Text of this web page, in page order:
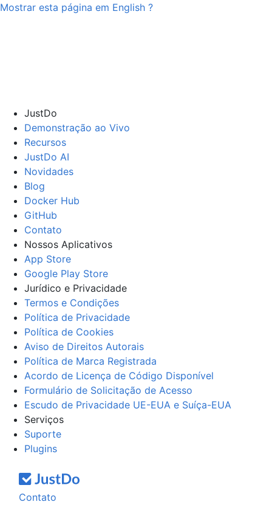
Mostrar esta página em English ?
JustDo
Demonstração ao Vivo
Recursos
JustDo AI
Novidades
Blog
Docker Hub
GitHub
Contato
Nossos Aplicativos
App Store
Google Play Store
Jurídico e Privacidade
Termos e Condições
Política de Privacidade
Política de Cookies
Aviso de Direitos Autorais
Política de Marca Registrada
Acordo de Licença de Código Disponível
Formulário de Solicitação de Acesso
Escudo de Privacidade UE-EUA e Suíça-EUA
Serviços
Suporte
Plugins
Contato